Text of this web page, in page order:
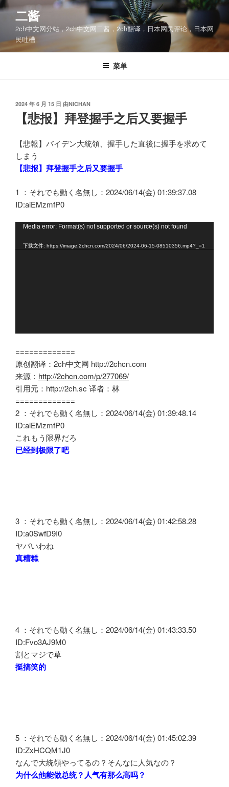
跳
容
二酱
2ch中文网分站，2ch中文网二酱，2ch翻译，日本网民评论，日本网
民吐槽
菜单
发
2024 年 6 月 15 日 由NICHAN
【悲报】拜登握手之后又要握手
【悲報】バイデン大統領、握手した直後に握手を求めて
しまう
【悲报】拜登握手之后又要握手
1 ：それでも動く名無し：2024/06/14(金) 01:39:37.08
ID:aiEMzmfP0
Media error: Format(s) not supported or source(s) not found
下载文件: https://image.2chcn.com/2024/06/2024-06-15-08510356.mp4?_=1
=============
原创翻译：2ch中文网 http://2chcn.com
来源： http://2chcn.com/p/277069/
引用元：http://2ch.sc 译者：林
=============
2 ：それでも動く名無し：2024/06/14(金) 01:39:48.14
ID:aiEMzmfP0
これもう限界だろ
已经到极限了吧
3 ：それでも動く名無し：2024/06/14(金) 01:42:58.28
ID:a0SwfD9I0
ヤバいわね
真糟糕
4 ：それでも動く名無し：2024/06/14(金) 01:43:33.50
ID:Fvo3AJ9M0
割とマジで草
挺搞笑的
5 ：それでも動く名無し：2024/06/14(金) 01:45:02.39
ID:ZxHCQM1J0
なんで大統領やってるの？そんなに人気なの？
为什么他能做总统？人气有那么高吗？